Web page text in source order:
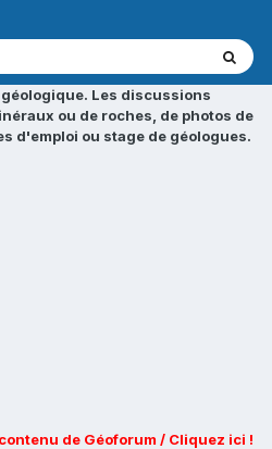
Les discussions
ou de roches, de photos de
d'emploi ou stage de géologues.
de Géoforum / Cliquez ici !